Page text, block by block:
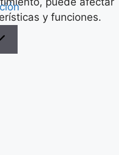
y funciones.